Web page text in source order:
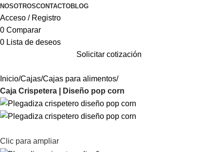
NOSOTROSCONTACTOBLOG
Acceso / Registro
0 Comparar
0 Lista de deseos
Solicitar cotización
Inicio Cajas Cajas para alimentos
Caja Crispetera | Diseño pop corn
Clic para ampliar